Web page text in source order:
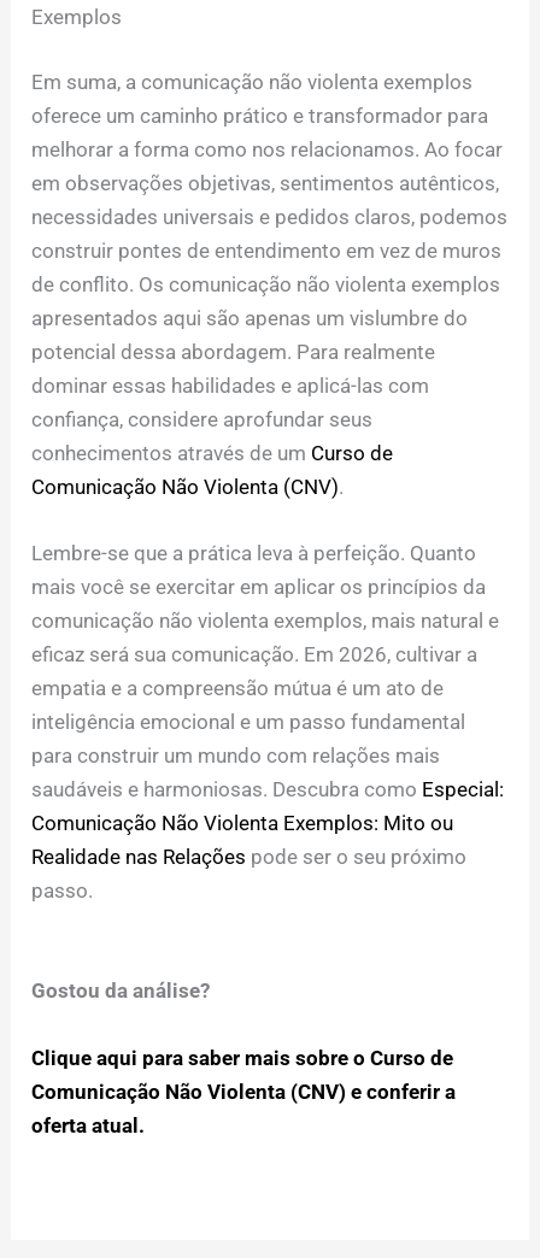
Exemplos
Em suma, a comunicação não violenta exemplos
oferece um caminho prático e transformador para
melhorar a forma como nos relacionamos. Ao focar
em observações objetivas, sentimentos autênticos,
necessidades universais e pedidos claros, podemos
construir pontes de entendimento em vez de muros
de conflito. Os comunicação não violenta exemplos
apresentados aqui são apenas um vislumbre do
potencial dessa abordagem. Para realmente
dominar essas habilidades e aplicá-las com
confiança, considere aprofundar seus
conhecimentos através de um Curso de
Comunicação Não Violenta (CNV).
Lembre-se que a prática leva à perfeição. Quanto
mais você se exercitar em aplicar os princípios da
comunicação não violenta exemplos, mais natural e
eficaz será sua comunicação. Em 2026, cultivar a
empatia e a compreensão mútua é um ato de
inteligência emocional e um passo fundamental
para construir um mundo com relações mais
saudáveis e harmoniosas. Descubra como Especial:
Comunicação Não Violenta Exemplos: Mito ou
Realidade nas Relações pode ser o seu próximo
passo.
Gostou da análise?
Clique aqui para saber mais sobre o Curso de
Comunicação Não Violenta (CNV) e conferir a
oferta atual.